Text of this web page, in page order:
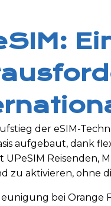
der eSIM-
aufgebaut, dank
UPeSIM Reisenden,
zu aktivieren, ohne
bei Orange